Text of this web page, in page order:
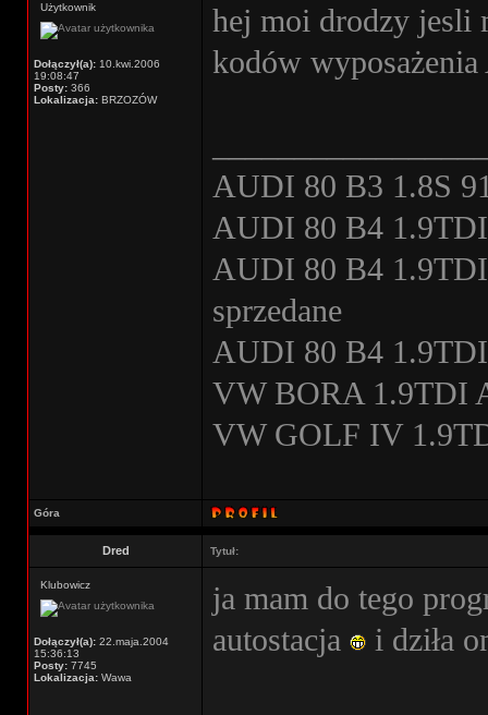
Użytkownik
Dołączył(a): 10.kwi.2006
19:08:47
Posty: 366
Lokalizacja: BRZOZÓW
hej moi drodzy jesli
kodów
AUDI 80 B3 1.8S
AUDI 80 B4
AUDI 80 B4 1.9TDI
sprzedane
AUDI 80 B4
VW BORA 1.9TDI
VW GOLF IV
Góra
Dred Tytuł:
Klubowicz
Dołączył(a): 22.maja.2004
15:36:13
Posty: 7745
Lokalizacja: Wawa
ja mam do tego
autostacja
i dziła